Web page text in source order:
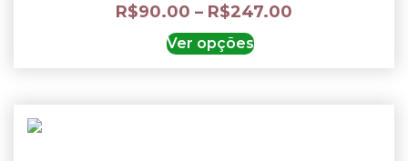
R$90.00 – R$247.00
Ver opções